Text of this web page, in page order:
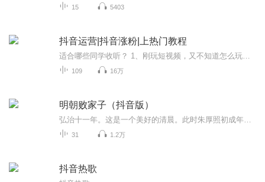
15 5403
抖音运营|抖音涨粉|上热门教程
109 16万
明朝败家子（抖音版）
31 1.2万
抖音热歌